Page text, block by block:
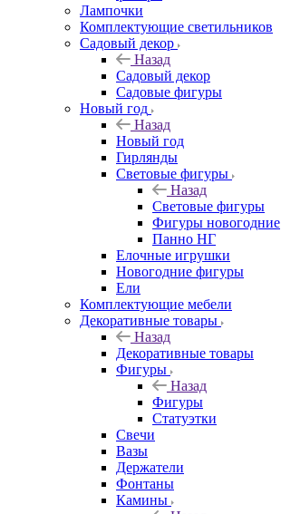
Лампочки
Комплектующие светильников
Садовый декор
Назад
Садовый декор
Садовые фигуры
Новый год
Назад
Новый год
Гирлянды
Световые фигуры
Назад
Световые фигуры
Фигуры новогодние
Панно НГ
Елочные игрушки
Новогодние фигуры
Ели
Комплектующие мебели
Декоративные товары
Назад
Декоративные товары
Фигуры
Назад
Фигуры
Статуэтки
Свечи
Вазы
Держатели
Фонтаны
Камины